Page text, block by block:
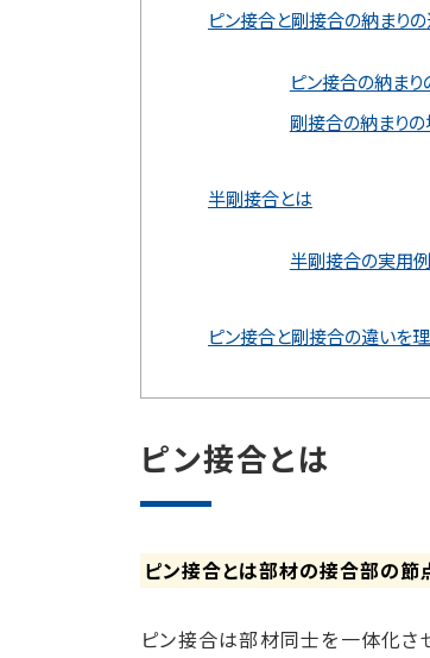
ピン接合と剛接合の納まり
ピン接合の納ま
剛接合の納まり
半剛接合とは
半剛接合の実用例
ピン接合と剛接合の違いを
ピン接合とは
ピン接合とは部材の接合部の節
ピン接合は部材同士を一体化さ